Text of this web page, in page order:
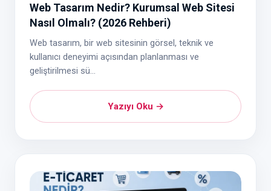
Web Tasarım Nedir? Kurumsal Web Sitesi
Nasıl Olmalı? (2026 Rehberi)
Web tasarım, bir web sitesinin görsel, teknik ve
kullanıcı deneyimi açısından planlanması ve
geliştirilmesi sü...
Yazıyı Oku →